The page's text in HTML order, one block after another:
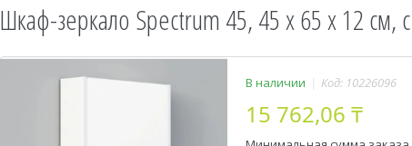
Шкаф-зеркало Spectrum 45, 45 х 65 х 12 см,
В наличии Код: 10226096
15 762,06 ₸